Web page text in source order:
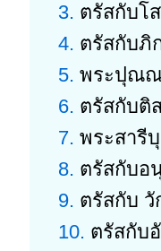
3. ตรัสกับโ
4. ตรัสกับภิ
5. พระปุณณ
6. ตรัสกับติ
7. พระสารี
8. ตรัสกับอ
9. ตรัสกับ
10. ตรัสกับ